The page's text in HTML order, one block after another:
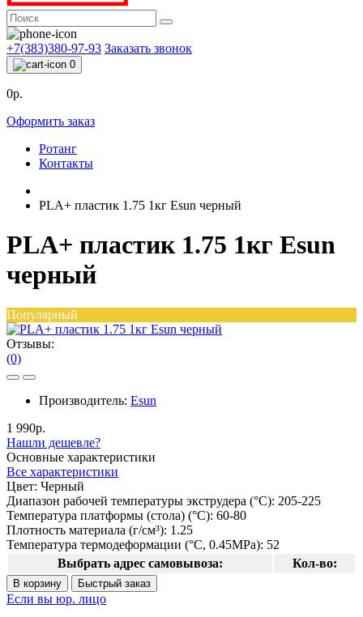
+7(383)380-97-93 Заказать звонок
0
0р.
Оформить заказ
Ротанг
Контакты
PLA+ пластик 1.75 1кг Esun черный
PLA+ пластик 1.75 1кг Esun
черный
Популярный
Отзывы:
(0)
Производитель: Esun
1 990р.
Нашли дешевле?
Основные характеристики
Все характеристики
Цвет: Черный
Диапазон рабочей температуры экструдера (°C): 205-225
Температура платформы (стола) (°C): 60-80
Плотность материала (г/см³): 1.25
Температура термодеформации (°C, 0.45MPa): 52
Выбрать адрес самовывоза:
Кол-во:
В корзину Быстрый заказ
Если вы юр. лицо